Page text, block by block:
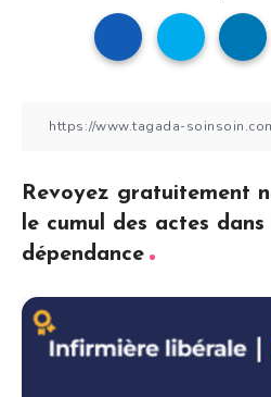
Revoyez gratuitement
le cumul des actes
dépendance